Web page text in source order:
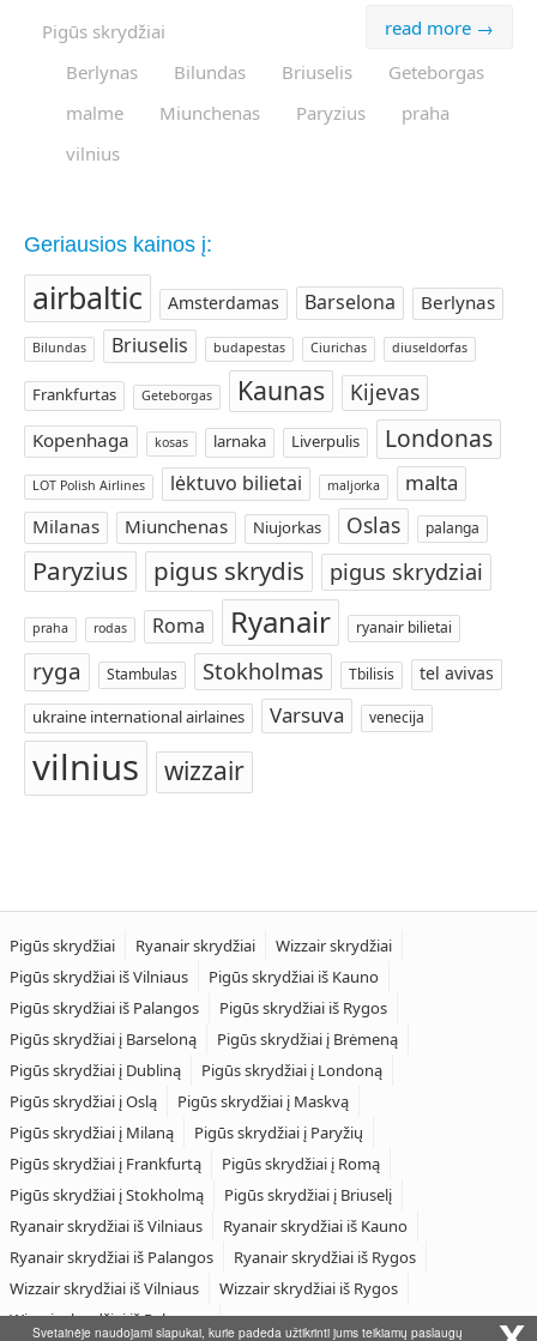
read more →
Pigūs skrydžiai
Berlynas
Bilundas Briuselis
Geteborgas
malme
Miunchenas Paryzius
praha
vilnius
Geriausios kainos į:
airbaltic Amsterdamas Barselona Berlynas
Bilundas Briuselis budapestas Ciurichas diuseldorfas
Frankfurtas Geteborgas Kaunas Kijevas
Kopenhaga kosas larnaka Liverpulis Londonas
LOT Polish Airlines lėktuvo bilietai maljorka malta
Milanas Miunchenas Niujorkas Oslas palanga
Paryzius pigus skrydis pigus skrydziai
praha rodas Roma Ryanair ryanair bilietai
ryga Stambulas Stokholmas Tbilisis tel avivas
ukraine international airlaines Varsuva venecija
vilnius wizzair
Pigūs skrydžiai Ryanair skrydžiai
Wizzair skrydžiai
Pigūs skrydžiai iš Vilniaus
Pigūs skrydžiai iš Kauno
Pigūs skrydžiai iš Palangos
Pigūs skrydžiai iš Rygos
Pigūs skrydžiai į Barseloną
Pigūs skrydžiai į Brėmeną
Pigūs skrydžiai į Dubliną
Pigūs skrydžiai į Londoną
Pigūs skrydžiai į Oslą
Pigūs skrydžiai į Maskvą
Pigūs skrydžiai į Milaną
Pigūs skrydžiai į Paryžių
Pigūs skrydžiai į Frankfurtą
Pigūs skrydžiai į Romą
Pigūs skrydžiai į Stokholmą
Pigūs skrydžiai į Briuselį
Ryanair skrydžiai iš Vilniaus
Ryanair skrydžiai iš Kauno
Ryanair skrydžiai iš Palangos
Ryanair skrydžiai iš Rygos
Wizzair skrydžiai iš Vilniaus
Wizzair skrydžiai iš Rygos
Wizzair skrydžiai iš Palangos
Svetainėje naudojami slapukai, kurie padeda užtikrinti jums teikiamų paslaugų